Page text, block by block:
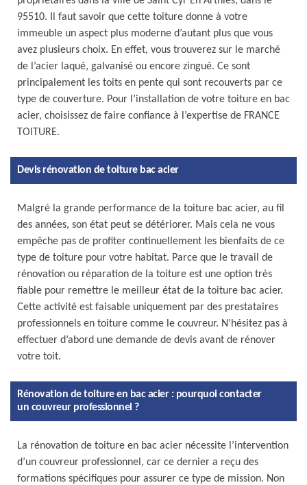
95510. Il faut savoir que cette toiture donne à votre
immeuble un aspect plus moderne d’autant plus que vous
avez plusieurs choix. En effet, vous trouverez sur le marché
de l’acier laqué, galvanisé ou encore zingué. Ce sont
principalement les toits en pente qui sont recouverts par ce
type de couverture. Pour l’installation de votre toiture en bac
acier, choisissez de faire confiance à l’expertise de FRANCE
TOITURE.
Devis rénovation de toiture bac acier
Malgré la grande performance de la toiture bac acier, au fil
des années, son état peut se détériorer. Mais cela ne vous
empêche pas de profiter continuellement les bienfaits de ce
type de toiture pour votre habitat. Parce que le travail de
rénovation ou réparation de la toiture est une option très
fiable pour remettre le meilleur état de la toiture bac acier.
Cette activité est faisable uniquement par des prestataires
professionnels en toiture comme le couvreur. N’hésitez pas à
effectuer d’abord une demande de devis avant de rénover
votre toit.
Rénovation de toiture en bac acier : pourquoi contacter
un couvreur professionnel ?
La rénovation de toiture en bac acier nécessite l’intervention
d’un couvreur professionnel, car ce dernier a reçu des
formations spécifiques pour assurer ce type de mission. Non